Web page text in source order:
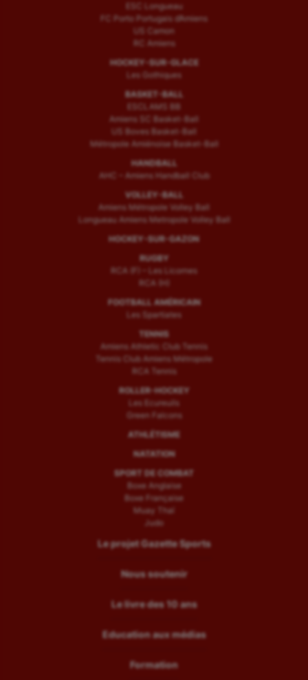
ESC Longueau
FC Porto Portugais d’Amiens
US Camon
RC Amiens
HOCKEY-SUR-GLACE
Les Gothiques
BASKET-BALL
ESCLAMS BB
Amiens SC Basket-Ball
US Boves Basket-Ball
Métropole Amiénoise Basket-Ball
HANDBALL
AHC – Amiens Handball Club
VOLLEY-BALL
Amiens Métropole Volley Ball
Longueau Amiens Metropole Volley Ball
HOCKEY-SUR-GAZON
RUGBY
RCA (F) – Les Licornes
RCA (H)
FOOTBALL AMÉRICAIN
Les Spartiates
TENNIS
Amiens Athletic Club Tennis
Tennis Club Amiens Métropole
RCA Tennis
ROLLER-HOCKEY
Les Ecureuils
Green Falcons
ATHLÉTISME
NATATION
SPORT DE COMBAT
Boxe Anglaise
Boxe Française
Muay Thaï
Judo
Le projet Gazette Sports
Nous soutenir
Le livre des 10 ans
Education aux médias
Formation